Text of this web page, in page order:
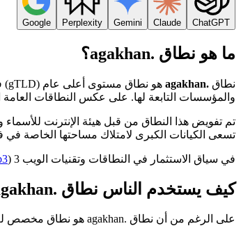
ChatGPT
Claude
Gemini
Perplexity
Google
ما هو نطاق .agakhan؟
نطاق .agakhan
والمؤسسات التابعة لها. على عكس النطاقات العامة
تم تفويض هذا النطاق من قبل هيئة الإنترنت
تسعى الكيانات الكبرى لامتلاك مساحتها الخاصة
في سياق الاستثمار في النطاقات وتقنيات الويب 3 (
كيف يستخدم الناس نطاق .agakhan
على الرغم من أن نطاق .agakhan هو نطاق مخصص لعلامة تجارية ومؤسسة محددة، إلا أن فهم كيفية استخدامه يعطي دروساً قيمة للشركات والمطورين حول قوة النطاقات المخصصة: